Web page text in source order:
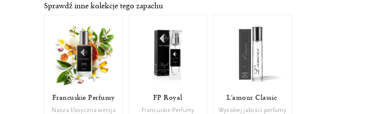
Sprawdź inne kolekcje tego zapachu
Francuskie Perfumy
Nasza klasyczna wersja
FP Royal
Francuskie Perfumy
L'amour Classic
Wysokiej jakości perfumy